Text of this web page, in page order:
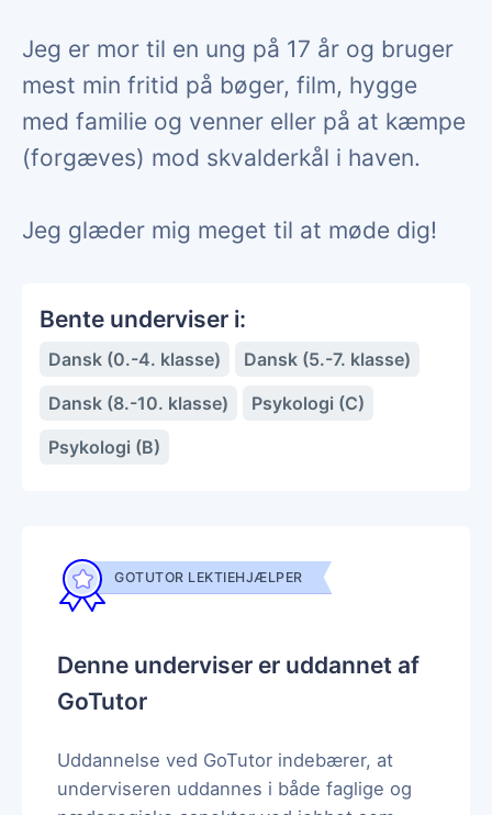
Jeg er mor til en ung på 17 år og bruger
mest min fritid på bøger, film, hygge
med familie og venner eller på at kæmpe
(forgæves) mod skvalderkål i haven.
Jeg glæder mig meget til at møde dig!
Bente underviser i:
Dansk (0.-4. klasse)
Dansk (5.-7. klasse)
Dansk (8.-10. klasse)
Psykologi (C)
Psykologi (B)
GOTUTOR LEKTIEHJÆLPER
Denne underviser er uddannet af
GoTutor
Uddannelse ved GoTutor indebærer, at
underviseren uddannes i både faglige og